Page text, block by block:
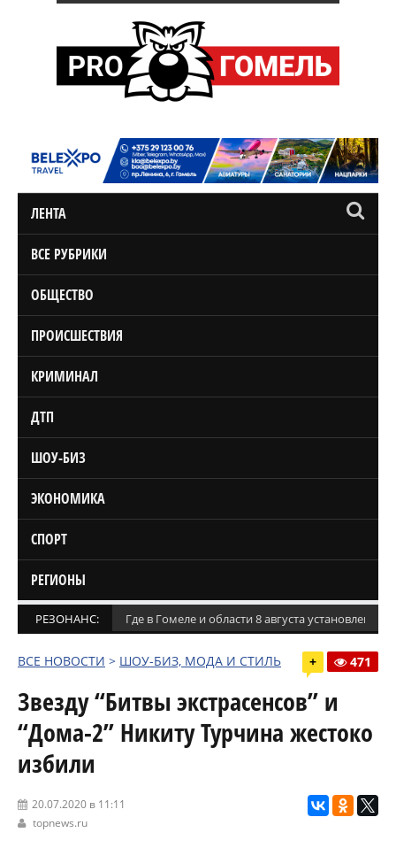
ЛЕНТА
ВСЕ РУБРИКИ
ОБЩЕСТВО
ПРОИСШЕСТВИЯ
КРИМИНАЛ
ДТП
ШОУ-БИЗ
ЭКОНОМИКА
СПОРТ
РЕГИОНЫ
РЕЗОНАНС: Где в Гомеле и области 8 августа установлены
ВСЕ НОВОСТИ > ШОУ-БИЗ, МОДА И СТИЛЬ + 471
Звезду “Битвы экстрасенсов” и
“Дома-2” Никиту Турчина жестоко
избили
20.07.2020 в 11:11
topnews.ru